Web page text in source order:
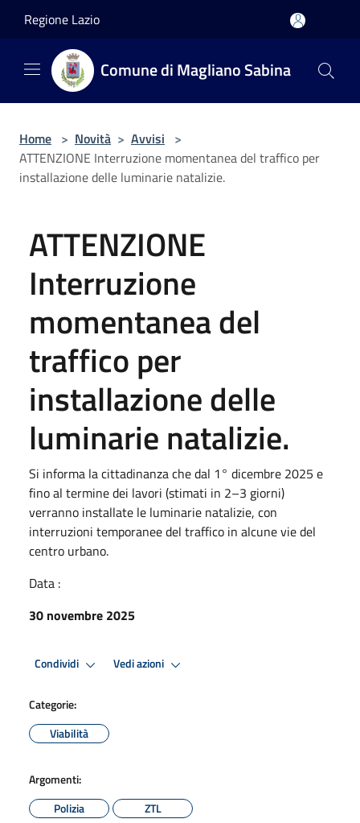
Regione Lazio
Comune di Magliano Sabina
Home > Novità > Avvisi >
ATTENZIONE Interruzione momentanea del traffico per
installazione delle luminarie natalizie.
ATTENZIONE
Interruzione
momentanea del
traffico per
installazione delle
luminarie natalizie.
Si informa la cittadinanza che dal 1° dicembre 2025 e
fino al termine dei lavori (stimati in 2–3 giorni)
verranno installate le luminarie natalizie, con
interruzioni temporanee del traffico in alcune vie del
centro urbano.
Data :
30 novembre 2025
Condividi Vedi azioni
Categorie:
Viabilità
Argomenti:
Polizia
ZTL